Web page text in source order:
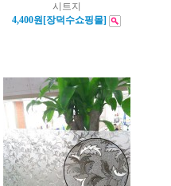
시트지
4,400원[장덕수쇼핑몰]